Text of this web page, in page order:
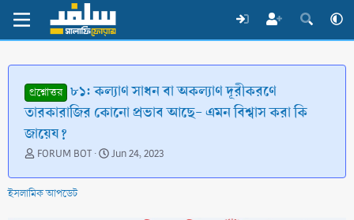
প্রশ্নোত্তর ৮১: কল্যাণ সাধন বা অকল্যাণ দূরীকরণে
তারকারাজির কোনো প্রভাব আছে- এমন বিশ্বাস করা কি
জায়েয?
T
r
e
FORUM BOT
S
a
Jun 24, 2023
ইসলামিক আপডেট